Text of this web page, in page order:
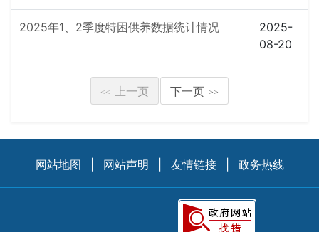
2025年1、2季度特困供养数据统计情况
2025-
08-20
<< 上一页 下一页 >>
网站地图 网站声明 友情链接 政务热线